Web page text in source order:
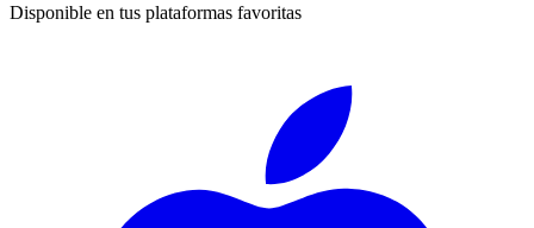
Disponible en tus plataformas favoritas